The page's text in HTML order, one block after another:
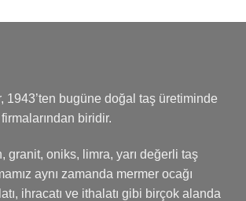
1943’ten bugüne doğal taş üretiminde
biridir.
granit, oniks, limra, yarı değerli taş
aynı zamanda mermer ocağı
ihracatı ve ithalatı gibi birçok alanda